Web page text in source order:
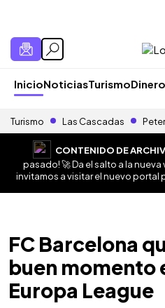
InicioNoticiasTurismo
Turismo Las Cascadas
CONTENIDO DE
pasado! 🚀 Da el salto a la nueva
invitamos a visitar el nuevo
FC Barcelona
buen momento
Europa League